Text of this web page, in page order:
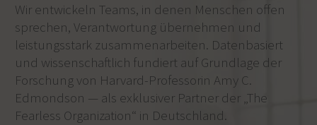
Wir entwickeln Teams, in denen Menschen offen
sprechen, Verantwortung übernehmen und
leistungsstark zusammenarbeiten. Datenbasiert
und wissenschaftlich fundiert auf Grundlage der
Forschung von Harvard-Professorin Amy C.
Edmondson — als exklusiver Partner der „The
Fearless Organization“ in Deutschland.